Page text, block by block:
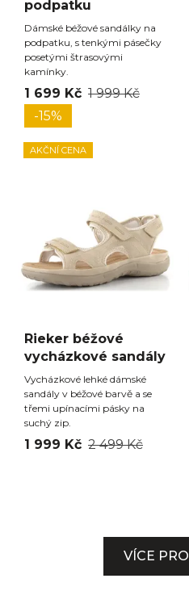
podpatku
Dámské béžové sandálky na
podpatku, s tenkými pásečky
posetými štrasovými
kamínky.
1 699 Kč 1 999 Kč
-15%
AKČNÍ CENA
Rieker béžové
vycházkové sandály
Vycházkové lehké dámské
sandály v béžové barvě a se
třemi upínacími pásky na
suchý zip.
1 999 Kč 2 499 Kč
VÍCE